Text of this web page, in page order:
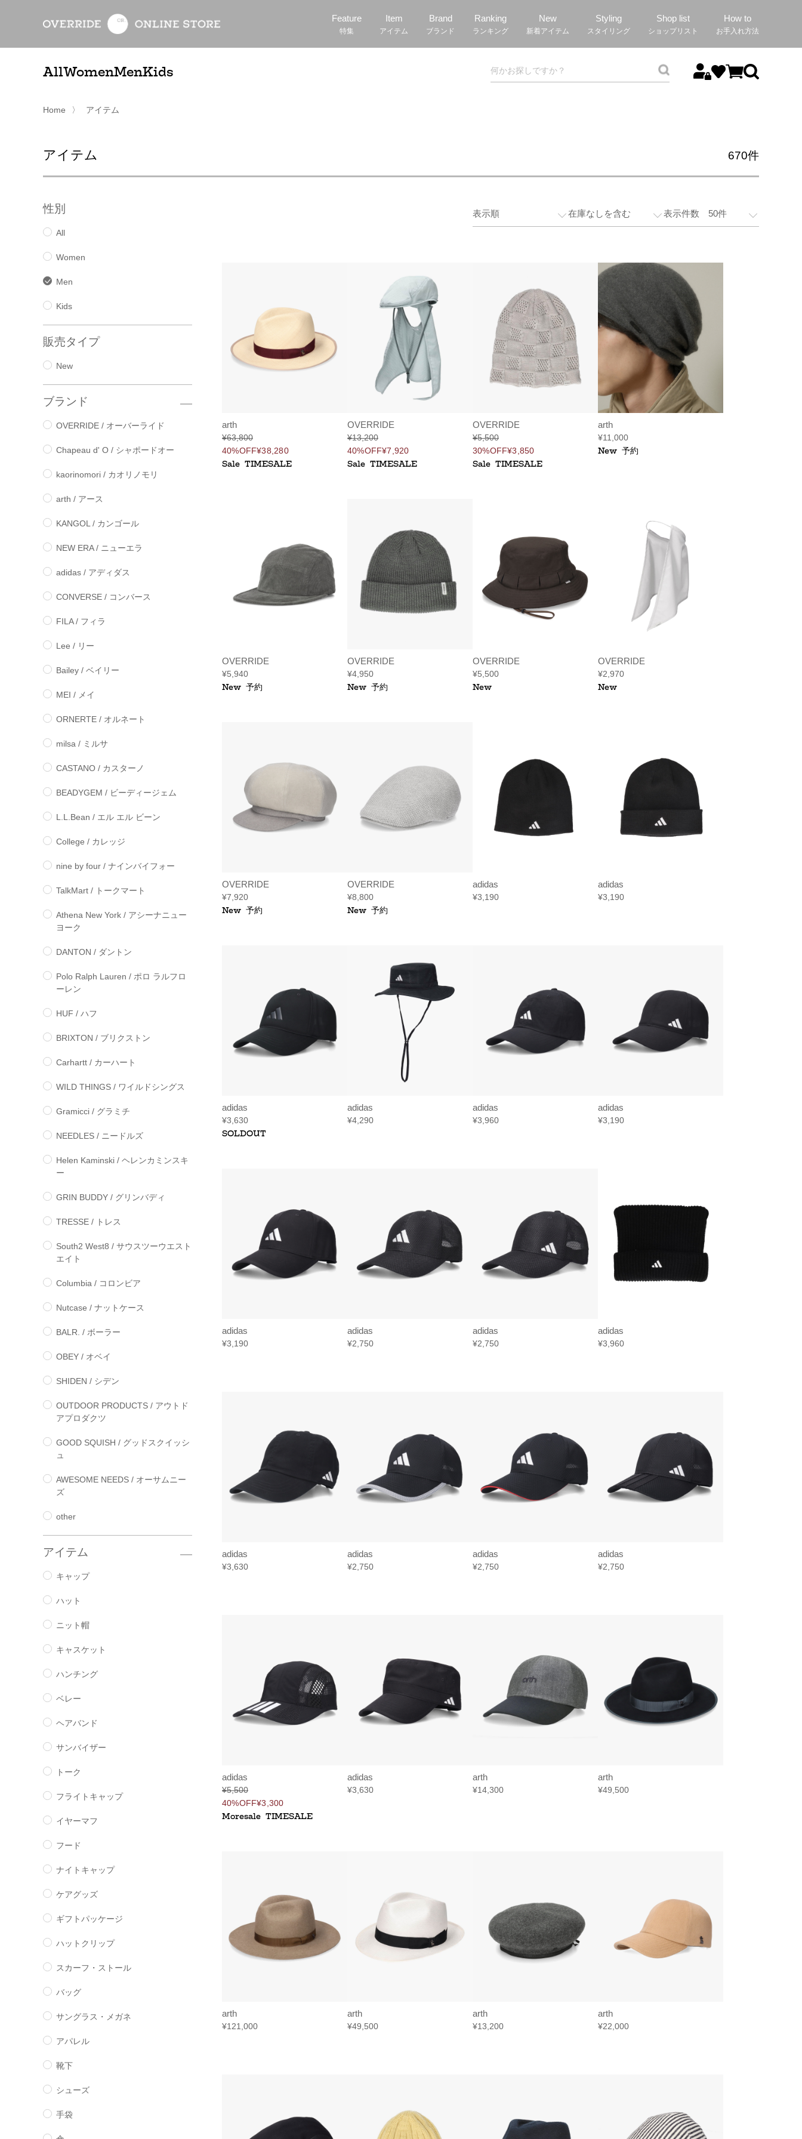
Feature
特集
Item
アイテム
Brand
ブランド
Ranking
ランキング
New
新着アイテム
Styling
スタイリング
Shop list
ショップリスト
How to
お手入れ方法
AllWomenMenKids
Home 〉 アイテム
アイテム 670件
性別
All
Women
Men
Kids
販売タイプ
New
ブランド
OVERRIDE / オーバーライド
Chapeau d' O / シャポードオー
kaorinomori / カオリノモリ
arth / アース
KANGOL / カンゴール
NEW ERA / ニューエラ
adidas / アディダス
CONVERSE / コンバース
FILA / フィラ
Lee / リー
Bailey / ベイリー
MEI / メイ
ORNERTE / オルネート
milsa / ミルサ
CASTANO / カスターノ
BEADYGEM / ビーディージェム
L.L.Bean / エル エル ビーン
College / カレッジ
nine by four / ナインバイフォー
TalkMart / トークマート
Athena New York / アシーナニュー
ヨーク
DANTON / ダントン
Polo Ralph Lauren / ポロ ラルフロ
ーレン
HUF / ハフ
BRIXTON / ブリクストン
Carhartt / カーハート
WILD THINGS / ワイルドシングス
Gramicci / グラミチ
NEEDLES / ニードルズ
Helen Kaminski / ヘレンカミンスキ
ー
GRIN BUDDY / グリンバディ
TRESSE / トレス
South2 West8 / サウスツーウエスト
エイト
Columbia / コロンビア
Nutcase / ナットケース
BALR. / ボーラー
OBEY / オベイ
SHIDEN / シデン
OUTDOOR PRODUCTS / アウトド
アプロダクツ
GOOD SQUISH / グッドスクイッシ
ュ
AWESOME NEEDS / オーサムニー
ズ
other
アイテム
キャップ
ハット
ニット帽
キャスケット
ハンチング
ベレー
ヘアバンド
サンバイザー
トーク
フライトキャップ
イヤーマフ
フード
ナイトキャップ
ケアグッズ
ギフトパッケージ
ハットクリップ
スカーフ・ストール
バッグ
サングラス・メガネ
アパレル
靴下
シューズ
手袋
表示順 在庫なしを含む 表示件数 50件
arth
¥63,800
40%OFF¥38,280
Sale TIMESALE
OVERRIDE
¥13,200
40%OFF¥7,920
Sale TIMESALE
OVERRIDE
¥5,500
30%OFF¥3,850
Sale TIMESALE
arth
¥11,000
New 予約
OVERRIDE
¥5,940
New 予約
OVERRIDE
¥4,950
New 予約
OVERRIDE
¥5,500
New
OVERRIDE
¥2,970
New
OVERRIDE
¥7,920
New 予約
OVERRIDE
¥8,800
New 予約
adidas
¥3,190
adidas
¥3,190
adidas
¥3,630
SOLDOUT
adidas
¥4,290
adidas
¥3,960
adidas
¥3,190
adidas
¥3,190
adidas
¥2,750
adidas
¥2,750
adidas
¥3,960
adidas
¥3,630
adidas
¥2,750
adidas
¥2,750
adidas
¥2,750
adidas
¥5,500
40%OFF¥3,300
Moresale TIMESALE
adidas
¥3,630
arth
¥14,300
arth
¥49,500
arth
¥121,000
arth
¥49,500
arth
¥13,200
arth
¥22,000